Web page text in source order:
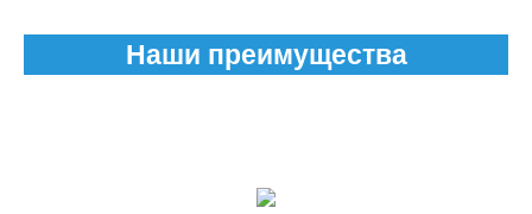
Наши преимущества